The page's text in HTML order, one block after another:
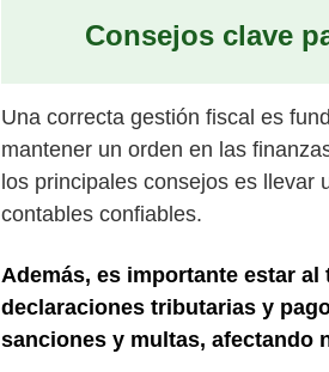
Consejos clave
Una correcta gestión fiscal es
mantener un orden en las
los principales consejos es
contables confiables.
Además, es importante estar
declaraciones tributarias y
sanciones y multas, afectando